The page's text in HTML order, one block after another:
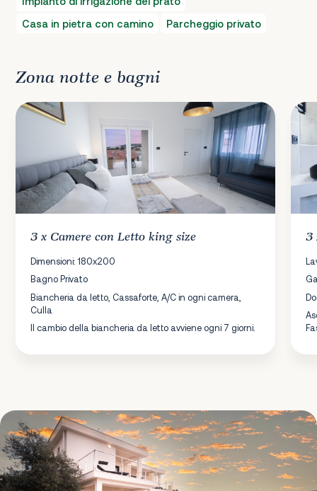
Casa in pietra con camino
Parcheggio privato
Zona notte e bagni
3 x Camere con Letto king size
Dimensioni: 180x200
Bagno Privato
Biancheria da letto, Cassaforte, A/C in ogni camera,
Culla
Il cambio della biancheria da letto avviene ogni 7 giorni.
3